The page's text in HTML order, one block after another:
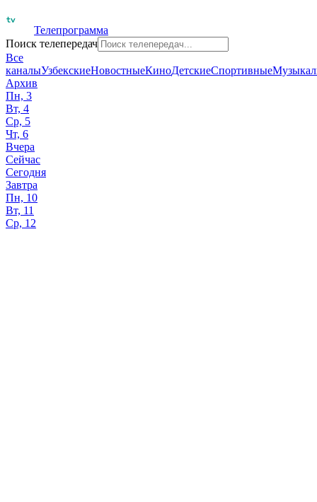
Телепрограмма
Поиск телепередач
Все
каналыУзбекскиеНовостныеКиноДетскиеСпортивные
Архив
Пн, 3
Вт, 4
Ср, 5
Чт, 6
Вчера
Сейчас
Сегодня
Завтра
Пн, 10
Вт, 11
Ср, 12